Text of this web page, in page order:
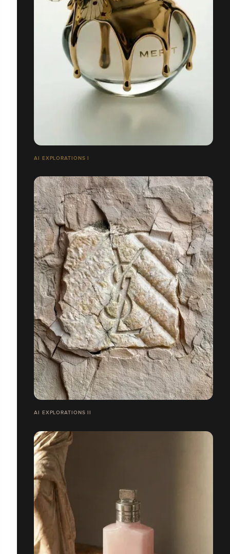
AI EXPLORATIONS I
AI EXPLORATIONS II